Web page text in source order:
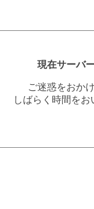
現在サーバ
ご迷惑をおか
しばらく時間を